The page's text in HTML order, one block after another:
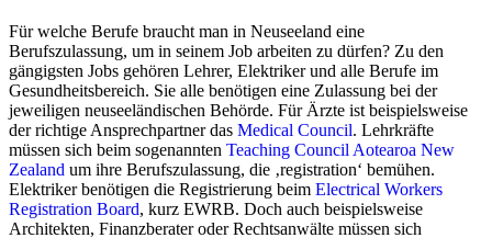
Für welche Berufe braucht man in Neuseeland eine
Berufszulassung, um in seinem Job arbeiten zu dürfen? Zu den
gängigsten Jobs gehören Lehrer, Elektriker und alle Berufe im
Gesundheitsbereich. Sie alle benötigen eine Zulassung bei der
jeweiligen neuseeländischen Behörde. Für Ärzte ist beispielsweise
der richtige Ansprechpartner das Medical Council. Lehrkräfte
müssen sich beim sogenannten Teaching Council Aotearoa New
Zealand um ihre Berufszulassung, die ‚registration‘ bemühen.
Elektriker benötigen die Registrierung beim Electrical Workers
Registration Board, kurz EWRB. Doch auch beispielsweise
Architekten, Finanzberater oder Rechtsanwälte müssen sich